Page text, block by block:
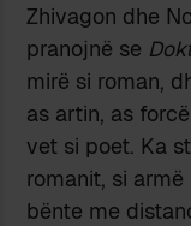
Zhivagon dhe
pranojnë se
mirë si roman,
as artin, as
vet si poet. Ka
romanit, si
bënte me